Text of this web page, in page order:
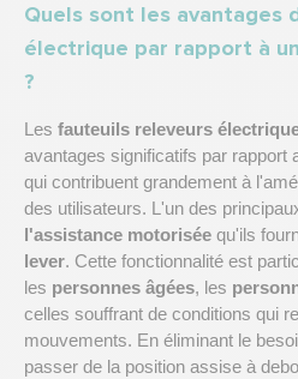
Quels sont les avantages
électrique par rapport à
?
Les fauteuils releveurs
avantages significatifs par rapport
qui contribuent grandement à
des utilisateurs. L'un des
l'assistance motorisée qu'ils
lever. Cette fonctionnalité est
les personnes âgées, les
celles souffrant de conditions qui
mouvements. En éliminant le
passer de la position assise à